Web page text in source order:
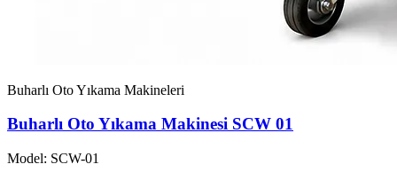
Buharlı Oto Yıkama Makineleri
Buharlı Oto Yıkama Makinesi SCW 01
Model: SCW-01